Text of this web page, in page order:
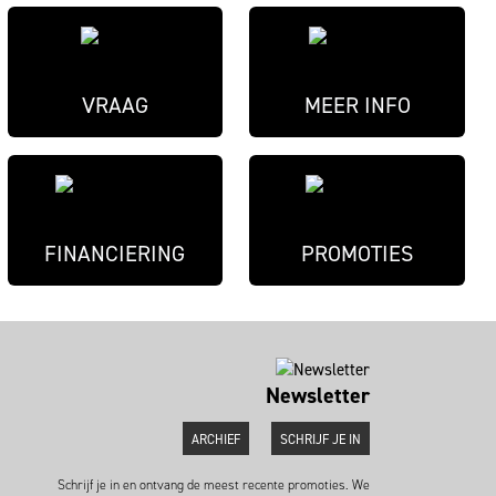
VRAAG MEER INFO
FINANCIERING PROMOTIES
Newsletter
ARCHIEF SCHRIJF JE IN
Schrijf je in en ontvang de meest recente promoties. We